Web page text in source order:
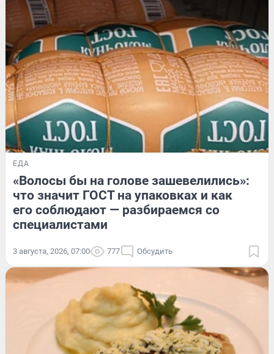
ЕДА
«Волосы бы на голове зашевелились»:
что значит ГОСТ на упаковках и как
его соблюдают — разбираемся со
специалистами
3 августа, 2026, 07:00 777 Обсудить